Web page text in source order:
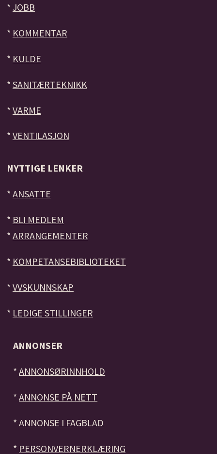
* JOBB
* KOMMENTAR
* KULDE
* SANITÆRTEKNIKK
* VARME
* VENTILASJON
NYTTIGE LENKER
* ANSATTE
* BLI MEDLEM
* ARRANGEMENTER
* KOMPETANSEBIBLIOTEKET
* VVSKUNNSKAP
* LEDIGE STILLINGER
ANNONSER
*ANNONSØRINNHOLD
*ANNONSE PÅ NETT
*ANNONSE I FAGBLAD
* PERSONVERNERKLÆRING